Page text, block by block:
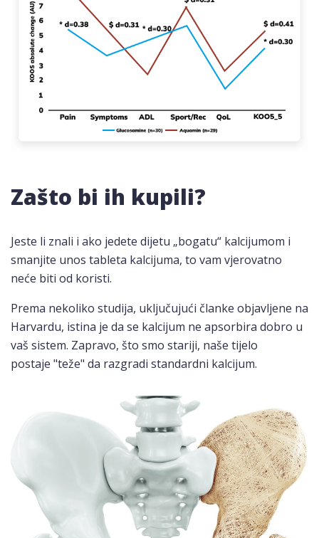
Zašto bi ih kupili?
Jeste li znali i ako jedete dijetu „bogatu“ kalcijumom i
smanjite unos tableta kalcijuma, to vam vjerovatno
neće biti od koristi.
Prema nekoliko studija, uključujući članke objavljene na
Harvardu, istina je da se kalcijum ne apsorbira dobro u
vaš sistem. Zapravo, što smo stariji, naše tijelo
postaje "teže" da razgradi standardni kalcijum.